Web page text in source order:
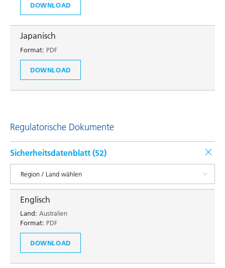
DOWNLOAD
Japanisch
Format: PDF
DOWNLOAD
Regulatorische Dokumente
Sicherheitsdatenblatt (52)
Englisch
Land: Australien
Format: PDF
DOWNLOAD